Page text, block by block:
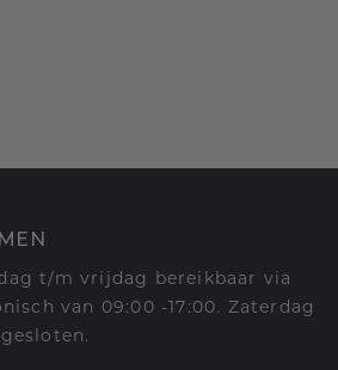
t/m vrijdag bereikbaar via
van 09:00 -17:00. Zaterdag